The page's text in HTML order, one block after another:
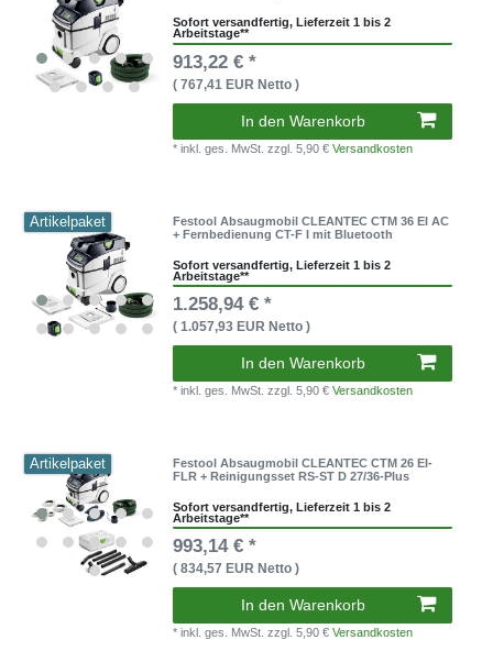
Sofort versandfertig, Lieferzeit 1 bis 2
Arbeitstage**
913,22 € *
( 767,41 EUR Netto )
In den Warenkorb
* inkl. ges. MwSt.zzgl. 5,90 €Versandkosten
Artikelpaket
Festool Absaugmobil CLEANTEC CTM 36 EI AC
+ Fernbedienung CT-F I mit Bluetooth
Sofort versandfertig, Lieferzeit 1 bis 2
Arbeitstage**
1.258,94 € *
( 1.057,93 EUR Netto )
In den Warenkorb
* inkl. ges. MwSt.zzgl. 5,90 €Versandkosten
Artikelpaket
Festool Absaugmobil CLEANTEC CTM 26 EI-
FLR + Reinigungsset RS-ST D 27/36-Plus
Sofort versandfertig, Lieferzeit 1 bis 2
Arbeitstage**
993,14 € *
( 834,57 EUR Netto )
In den Warenkorb
* inkl. ges. MwSt.zzgl. 5,90 €Versandkosten